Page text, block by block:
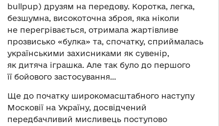
bullpup) друзям на передову. Коротка, легка,
безшумна, високоточна зброя, яка ніколи
не перегрівається, отримала жартівливе
прозвисько «булка» та, спочатку, сприймалась
українськими захисниками як сувенір,
як дитяча іграшка. Але так було до першого
її бойового застосування…
Ще до початку широкомасштабного наступу
Московії на Україну, досвідчений
передбачливий мисливець поступово